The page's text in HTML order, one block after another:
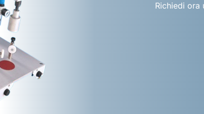
Richiedi ora